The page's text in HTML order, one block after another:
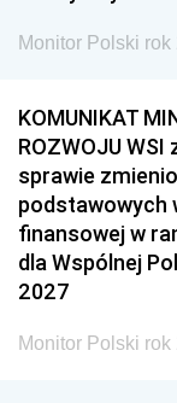
Monitor Polski
KOMUNIKAT
ROZWOJU
sprawie
podstawowych
finansowej w
dla Wspólnej
2027
Monitor Polski rok